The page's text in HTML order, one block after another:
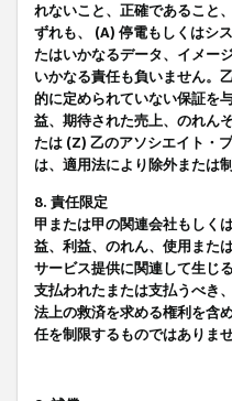
れないこと、正確であること
ずれも、 (A) 停電もしくはシ
たはいかなるデータ、イメー
いかなる責任も負いません。
的に定められていない保証を
益、期待された売上、のれん
たは (Z) 乙のアソシエイト・
は、適用法により除外または
8. 責任限定
甲または甲の関連会社もしく
益、利益、のれん、使用また
サービス提供に関連して生じ
支払われたまたは支払うべき
法上の救済を求める権利を含
任を制限するものではありませ